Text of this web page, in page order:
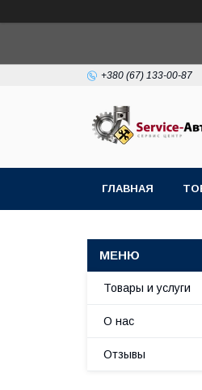
+380 (67) 133-00-87
ГЛАВНАЯ
Товары и услуги
О нас
Отзывы